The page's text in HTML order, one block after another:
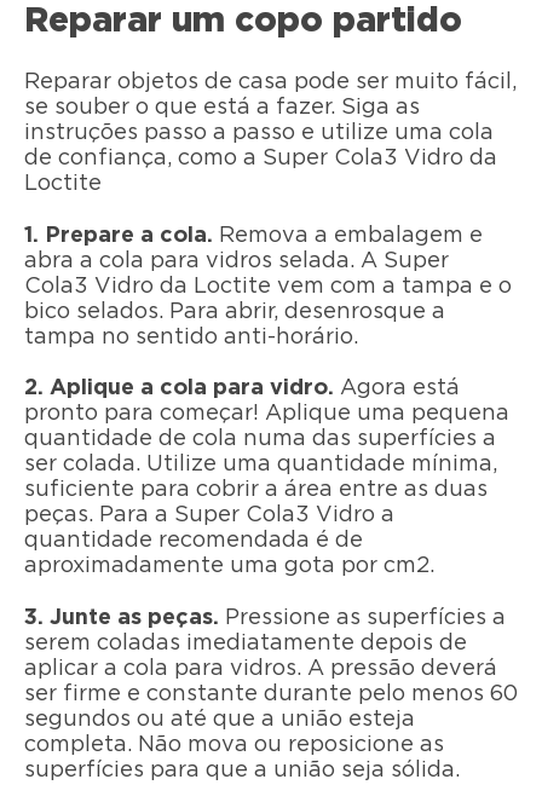
Reparar um copo partido
Reparar objetos de casa pode ser muito fácil,
se souber o que está a fazer. Siga as
instruções passo a passo e utilize uma cola
de confiança, como a Super Cola3 Vidro da
Loctite
1. Prepare a cola. Remova a embalagem e
abra a cola para vidros selada. A Super
Cola3 Vidro da Loctite vem com a tampa e o
bico selados. Para abrir, desenrosque a
tampa no sentido anti-horário.
2. Aplique a cola para vidro. Agora está
pronto para começar! Aplique uma pequena
quantidade de cola numa das superfícies a
ser colada. Utilize uma quantidade mínima,
suficiente para cobrir a área entre as duas
peças. Para a Super Cola3 Vidro a
quantidade recomendada é de
aproximadamente uma gota por cm2.
3. Junte as peças. Pressione as superfícies a
serem coladas imediatamente depois de
aplicar a cola para vidros. A pressão deverá
ser firme e constante durante pelo menos 60
segundos ou até que a união esteja
completa. Não mova ou reposicione as
superfícies para que a união seja sólida.